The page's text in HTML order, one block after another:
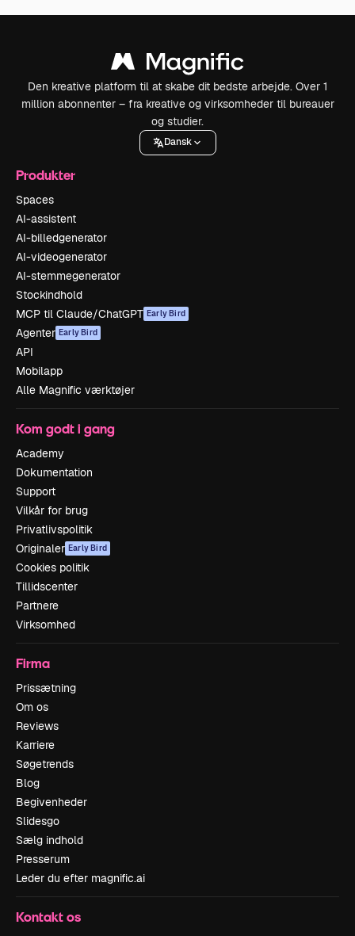
Den kreative platform til at skabe dit bedste arbejde. Over 1
million abonnenter – fra kreative og virksomheder til bureauer
og studier.
Dansk
Produkter
Spaces
AI-assistent
AI-billedgenerator
AI-videogenerator
AI-stemmegenerator
Stockindhold
MCP til Claude/ChatGPT Early Bird
Agenter Early Bird
API
Mobilapp
Alle Magnific værktøjer
Kom godt i gang
Academy
Dokumentation
Support
Vilkår for brug
Privatlivspolitik
Originaler Early Bird
Cookies politik
Tillidscenter
Partnere
Virksomhed
Firma
Prissætning
Om os
Reviews
Karriere
Søgetrends
Blog
Begivenheder
Slidesgo
Sælg indhold
Presserum
Leder du efter magnific.ai
Kontakt os